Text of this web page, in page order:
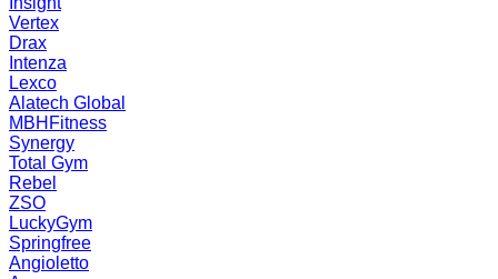
Vertex
Drax
Intenza
Lexco
Alatech Global
MBHFitness
Synergy
Total Gym
Rebel
ZSO
LuckyGym
Springfree
Angioletto